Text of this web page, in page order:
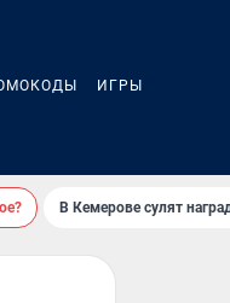
ИГРЫ
В Кемерове сулят